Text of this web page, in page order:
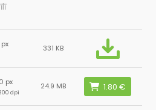
331 KB
px
dpi
24.9 MB